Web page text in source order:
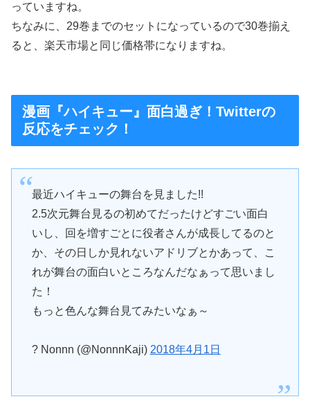
っていますね。
ちなみに、29巻までのセットになっているので30巻揃え
ると、楽天市場と同じ価格帯になりますね。
漫画『ハイキュー』面白過ぎ！Twitterの
反応をチェック！
最近ハイキューの舞台を見ました!!
2.5次元舞台見るの初めてだったけどすごい面白
いし、回を増すごとに役者さんが成長してるのと
か、その日しか見れないアドリブとかあって、こ
れが舞台の面白いところなんだなぁって思いまし
た！
もっと色んな舞台見てみたいなぁ～
? Nonnn (@NonnnKaji) 2018年4月1日